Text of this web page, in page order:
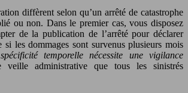
diffèrent selon qu’un arrêté de catastrophe
ou non. Dans le premier cas, vous disposez
de la publication de l’arrêté pour déclarer
si les dommages sont survenus plusieurs mois
temporelle nécessite une vigilance
veille administrative que tous les sinistrés